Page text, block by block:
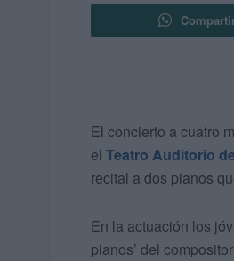
El concierto a cuatro
el Teatro Auditorio
recital a dos pianos
En la actuación los
pianos’ del